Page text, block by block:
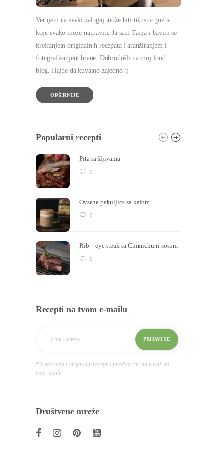
Verujem da svaki zalogaj može biti ukusna gozba
koju svako može napraviti. Ja sam Tanja i bavim se
kreiranjem originalnih recepata i aranžiranjem i
fotografisanjem hrane. Dobrodošli na moj food
blog. Hajde da kuvamo zajedno :)
OPŠIRNIJE
Popularni recepti
Pita sa šljivama
0
Ovsene pahuljice sa kafom
0
Rib – eye steak sa Chimichurri sosom
0
Recepti na tvom e-mailu
* Uvek sveži i originalni recepti i predlozi šta da kuvaš na
tvom mailu
Društvene mreže